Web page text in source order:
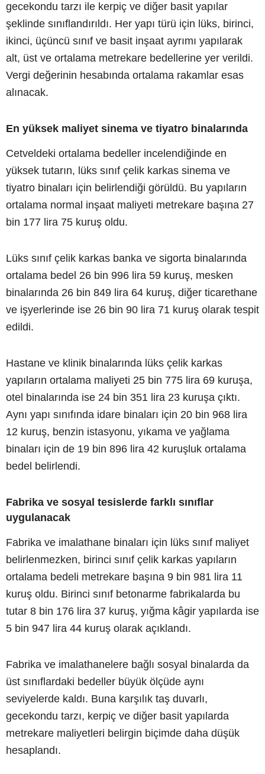
gecekondu tarzı ile kerpiç ve diğer basit yapılar
şeklinde sınıflandırıldı. Her yapı türü için lüks, birinci,
ikinci, üçüncü sınıf ve basit inşaat ayrımı yapılarak
alt, üst ve ortalama metrekare bedellerine yer verildi.
Vergi değerinin hesabında ortalama rakamlar esas
alınacak.
En yüksek maliyet sinema ve tiyatro binalarında
Cetveldeki ortalama bedeller incelendiğinde en
yüksek tutarın, lüks sınıf çelik karkas sinema ve
tiyatro binaları için belirlendiği görüldü. Bu yapıların
ortalama normal inşaat maliyeti metrekare başına 27
bin 177 lira 75 kuruş oldu.
Lüks sınıf çelik karkas banka ve sigorta binalarında
ortalama bedel 26 bin 996 lira 59 kuruş, mesken
binalarında 26 bin 849 lira 64 kuruş, diğer ticarethane
ve işyerlerinde ise 26 bin 90 lira 71 kuruş olarak tespit
edildi.
Hastane ve klinik binalarında lüks çelik karkas
yapıların ortalama maliyeti 25 bin 775 lira 69 kuruşa,
otel binalarında ise 24 bin 351 lira 23 kuruşa çıktı.
Aynı yapı sınıfında idare binaları için 20 bin 968 lira
12 kuruş, benzin istasyonu, yıkama ve yağlama
binaları için de 19 bin 896 lira 42 kuruşluk ortalama
bedel belirlendi.
Fabrika ve sosyal tesislerde farklı sınıflar
uygulanacak
Fabrika ve imalathane binaları için lüks sınıf maliyet
belirlenmezken, birinci sınıf çelik karkas yapıların
ortalama bedeli metrekare başına 9 bin 981 lira 11
kuruş oldu. Birinci sınıf betonarme fabrikalarda bu
tutar 8 bin 176 lira 37 kuruş, yığma kâgir yapılarda ise
5 bin 947 lira 44 kuruş olarak açıklandı.
Fabrika ve imalathanelere bağlı sosyal binalarda da
üst sınıflardaki bedeller büyük ölçüde aynı
seviyelerde kaldı. Buna karşılık taş duvarlı,
gecekondu tarzı, kerpiç ve diğer basit yapılarda
metrekare maliyetleri belirgin biçimde daha düşük
hesaplandı.